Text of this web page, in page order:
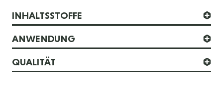
INHALTSSTOFFE
ANWENDUNG
QUALITÄT